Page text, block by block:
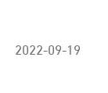
2022-09-19